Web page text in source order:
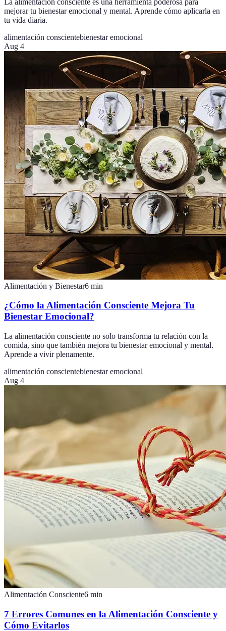
mejorar tu bienestar emocional y mental. Aprende cómo aplicarla en
tu vida diaria.
alimentación conscientebienestar emocional
Aug 4
Alimentación y Bienestar6 min
¿Cómo la Alimentación Consciente Mejora Tu
Bienestar Emocional?
La alimentación consciente no solo transforma tu relación con la
comida, sino que también mejora tu bienestar emocional y mental.
Aprende a vivir plenamente.
alimentación conscientebienestar emocional
Aug 4
Alimentación Consciente6 min
7 Errores Comunes en la Alimentación Consciente y
Cómo Evitarlos